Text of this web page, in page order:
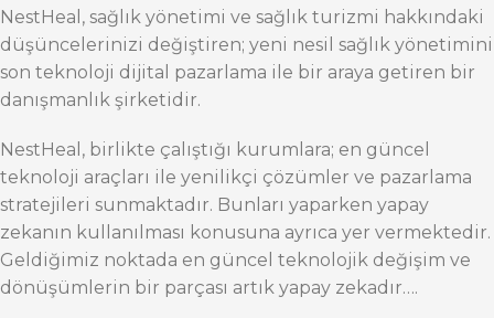
NestHeal, sağlık yönetimi ve sağlık turizmi hakkındaki
düşüncelerinizi değiştiren; yeni nesil sağlık yönetimini
son teknoloji dijital pazarlama ile bir araya getiren bir
danışmanlık şirketidir.
NestHeal, birlikte çalıştığı kurumlara; en güncel
teknoloji araçları ile yenilikçi çözümler ve pazarlama
stratejileri sunmaktadır. Bunları yaparken yapay
zekanın kullanılması konusuna ayrıca yer vermektedir.
Geldiğimiz noktada en güncel teknolojik değişim ve
dönüşümlerin bir parçası artık yapay zekadır….